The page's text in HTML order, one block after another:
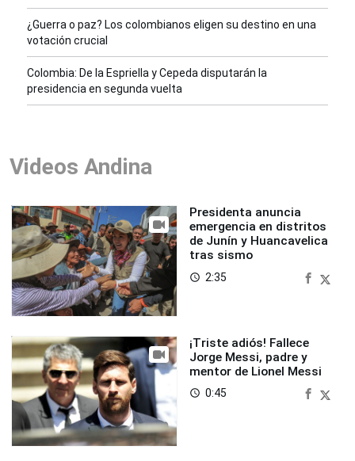
¿Guerra o paz? Los colombianos eligen su destino en una
votación crucial
Colombia: De la Espriella y Cepeda disputarán la
presidencia en segunda vuelta
Videos Andina
Presidenta anuncia
emergencia en distritos
de Junín y Huancavelica
tras sismo
access_time 2:35
¡Triste adiós! Fallece
Jorge Messi, padre y
mentor de Lionel Messi
access_time 0:45